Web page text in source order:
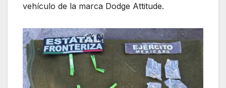
vehículo de la marca Dodge Attitude.